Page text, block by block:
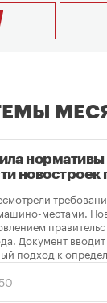
нормативы
новостроек
местами.
Документ вводит
подход к
в зависимости от
период для